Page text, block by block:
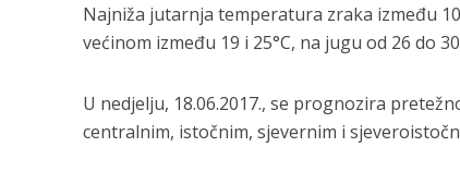
Najniža jutarnja temperatura zraka između
većinom između 19 i 25°C, na jugu od 26 do
U nedjelju, 18.06.2017., se prognozira
centralnim, istočnim, sjevernim i